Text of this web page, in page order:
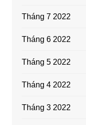
Tháng 7 2022
Tháng 6 2022
Tháng 5 2022
Tháng 4 2022
Tháng 3 2022